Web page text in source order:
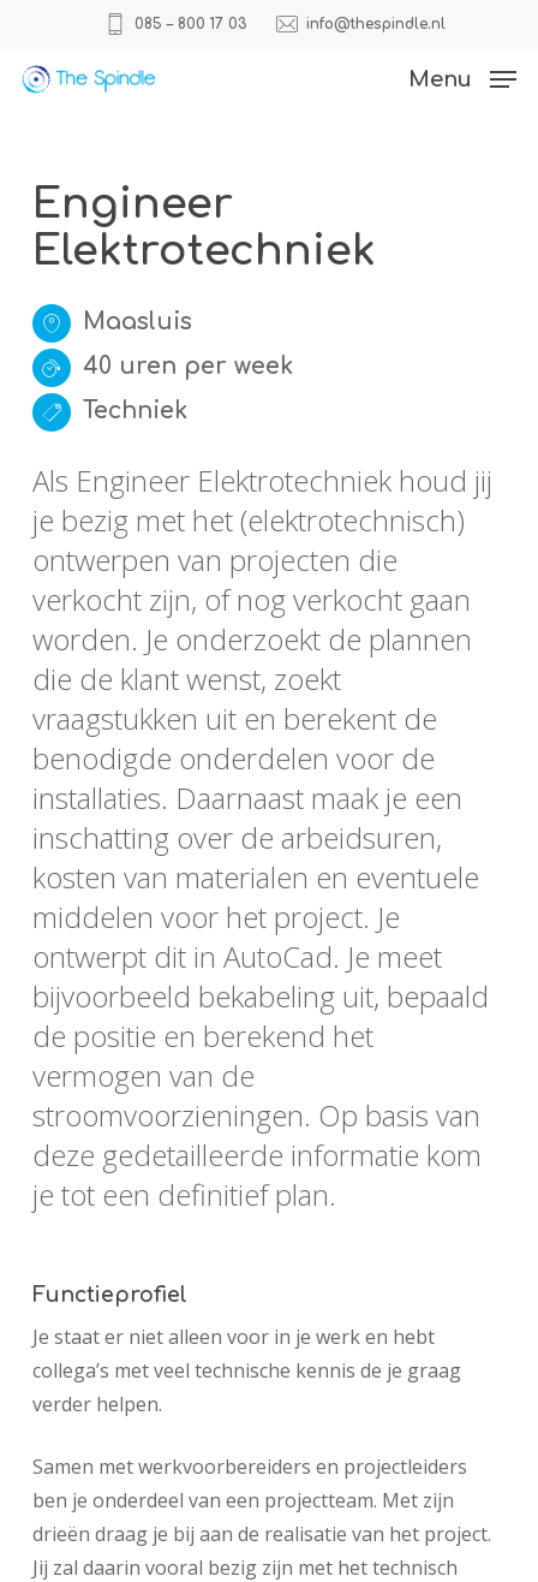
main
085 – 800 17 03 info@thespindle.nl
Menu
Engineer
Elektrotechniek
Maasluis
40 uren per week
Techniek
Als Engineer Elektrotechniek houd jij
je bezig met het (elektrotechnisch)
ontwerpen van projecten die
verkocht zijn, of nog verkocht gaan
worden. Je onderzoekt de plannen
die de klant wenst, zoekt
vraagstukken uit en berekent de
benodigde onderdelen voor de
installaties. Daarnaast maak je een
inschatting over de arbeidsuren,
kosten van materialen en eventuele
middelen voor het project. Je
ontwerpt dit in AutoCad. Je meet
bijvoorbeeld bekabeling uit, bepaald
de positie en berekend het
vermogen van de
stroomvoorzieningen. Op basis van
deze gedetailleerde informatie kom
je tot een definitief plan.
Functieprofiel
Je staat er niet alleen voor in je werk en hebt
collega’s met veel technische kennis de je graag
verder helpen.
Samen met werkvoorbereiders en projectleiders
ben je onderdeel van een projectteam. Met zijn
drieën draag je bij aan de realisatie van het project.
Jij zal daarin vooral bezig zijn met het technisch
Close